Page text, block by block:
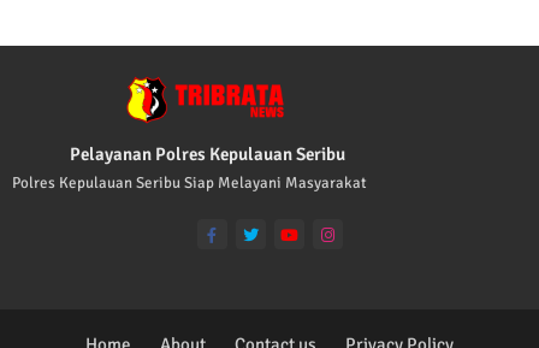
Pelayanan Polres Kepulauan Seribu
Polres Kepulauan Seribu Siap Melayani Masyarakat